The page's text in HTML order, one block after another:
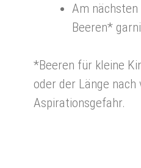
Am
Beeren*
*Beeren für kleine
oder der Länge
Aspirationsgefahr.